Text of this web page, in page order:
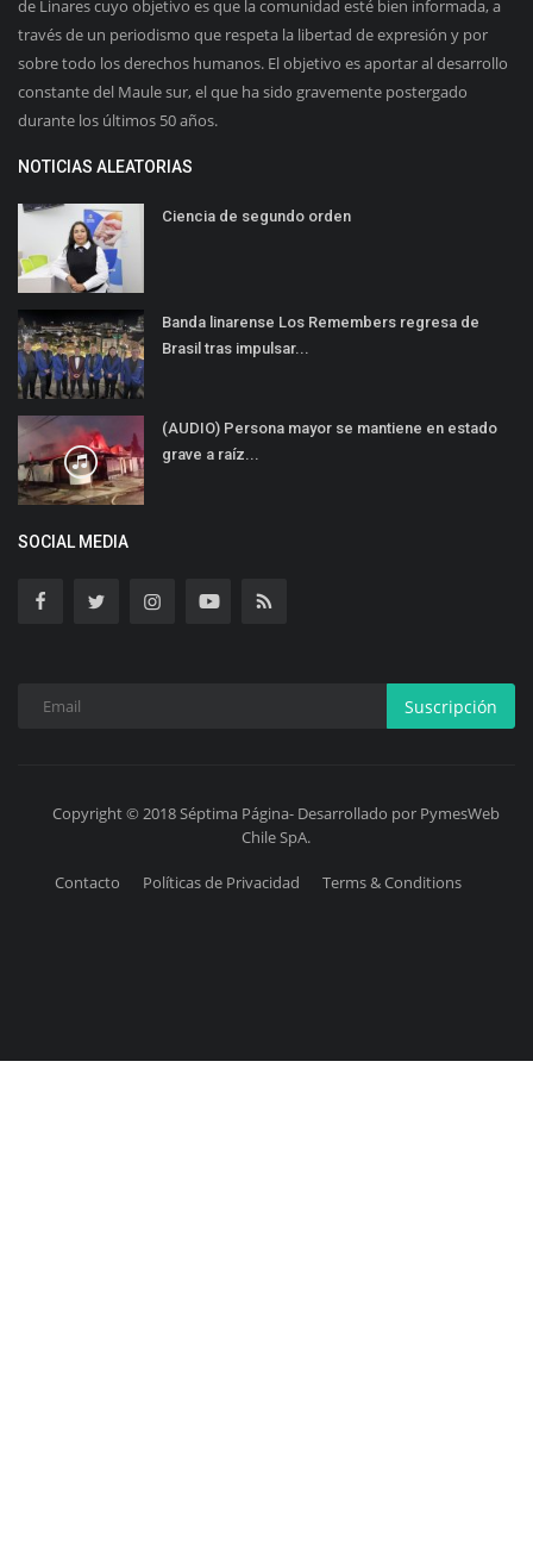
de Linares cuyo objetivo es que la comunidad esté bien informada, a
través de un periodismo que respeta la libertad de expresión y por
sobre todo los derechos humanos. El objetivo es aportar al desarrollo
constante del Maule sur, el que ha sido gravemente postergado
durante los últimos 50 años.
NOTICIAS ALEATORIAS
Ciencia de segundo orden
Banda linarense Los Remembers regresa de
Brasil tras impulsar...
(AUDIO) Persona mayor se mantiene en estado
grave a raíz...
SOCIAL MEDIA
Suscripción
Copyright © 2018 Séptima Página- Desarrollado por PymesWeb
Chile SpA.
Contacto Políticas de Privacidad Terms & Conditions